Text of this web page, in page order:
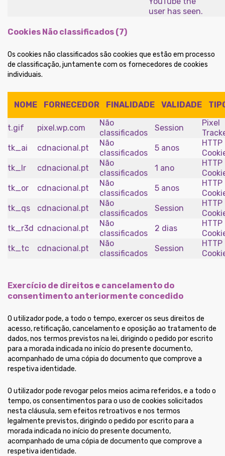
user has seen.
Cookies Não classificados (7)
Os cookies não classificados são cookies que estão em processo
de classificação, juntamente com os fornecedores de cookies
individuais.
NOME FORNECEDOR FINALIDADE VALIDADE
t.gif pixel.wp.com
Não
classificados
Session
Pixel
tk_ai
cdnacional.pt
Não
classificados
5 anos
HTTP
tk_lr
cdnacional.pt
Não
classificados
1 ano
HTTP
tk_or
cdnacional.pt
Não
classificados
5 anos
HTTP
tk_qs
cdnacional.pt
Não
classificados
Session
HTTP
tk_r3d cdnacional.pt
Não
classificados
2 dias
HTTP
tk_tc
cdnacional.pt
Não
classificados
Session
HTTP
Exercício de direitos e cancelamento do
consentimento anteriormente concedido
O utilizador pode, a todo o tempo, exercer os seus direitos de
acesso, retificação, cancelamento e oposição ao tratamento de
dados, nos termos previstos na lei, dirigindo o pedido por escrito
para a morada indicada no início do presente documento,
acompanhado de uma cópia do documento que comprove a
respetiva identidade.
O utilizador pode revogar pelos meios acima referidos, e a todo o
tempo, os consentimentos para o uso de cookies solicitados
nesta cláusula, sem efeitos retroativos e nos termos
legalmente previstos, dirigindo o pedido por escrito para a
morada indicada no início do presente documento,
acompanhado de uma cópia de documento que comprove a
respetiva identidade.